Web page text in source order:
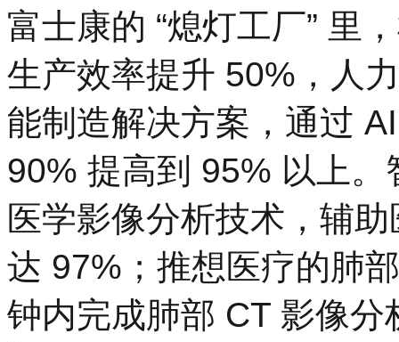
富士康的 “熄灯工厂” 里
生产效率提升 50%，人
能制造解决方案，通过
90% 提高到 95% 以上
医学影像分析技术，辅
达 97%；推想医疗的肺
钟内完成肺部 CT 影像